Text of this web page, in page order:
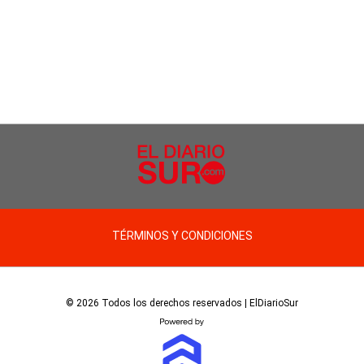
TÉRMINOS Y CONDICIONES
© 2026 Todos los derechos reservados | ElDiarioSur